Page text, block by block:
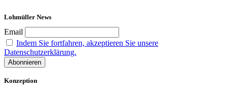
Lohmüller News
Email
Indem Sie fortfahren, akzeptieren Sie unsere
Datenschutzerklärung.
Konzeption